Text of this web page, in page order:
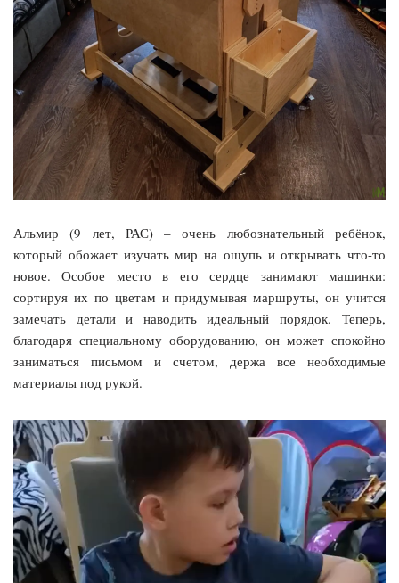
Альмир (9 лет, РАС) – очень любознательный ребёнок,
который обожает изучать мир на ощупь и открывать что-то
новое. Особое место в его сердце занимают машинки:
сортируя их по цветам и придумывая маршруты, он учится
замечать детали и наводить идеальный порядок. Теперь,
благодаря специальному оборудованию, он может спокойно
заниматься письмом и счетом, держа все необходимые
материалы под рукой.